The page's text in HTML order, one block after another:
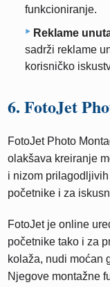
funkcioniranje.
Reklame
sadrži reklame
korisničko
6. FotoJet
FotoJet Photo
olakšava kreiranje
i nizom
početnike i za
FotoJet je online
početnike tako i za
kolaža, nudi moćan
Njegove montažne